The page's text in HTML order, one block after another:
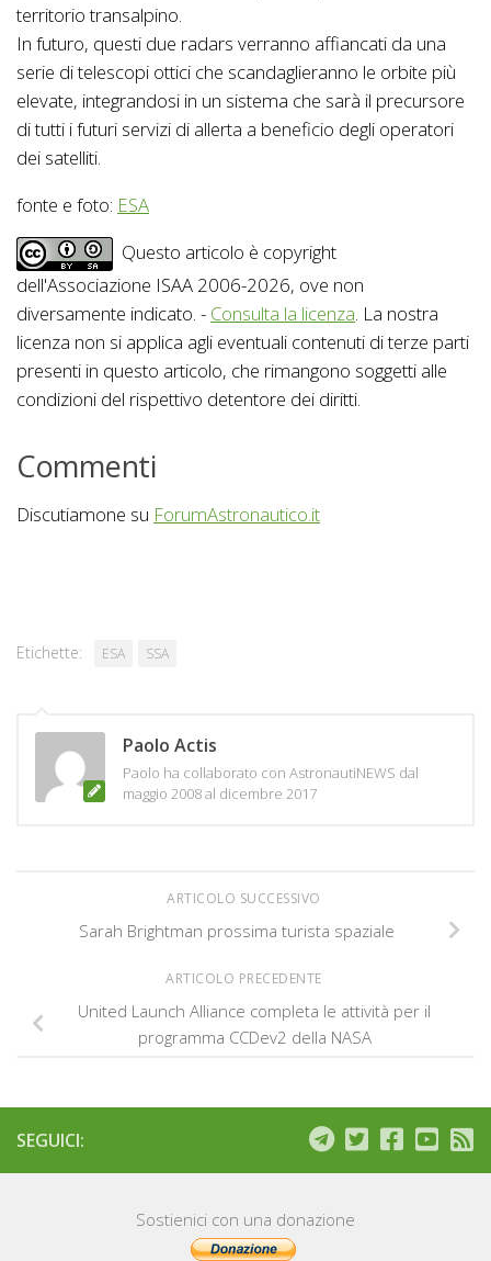
territorio transalpino.
In futuro, questi due radars verranno affiancati da una
serie di telescopi ottici che scandaglieranno le orbite più
elevate, integrandosi in un sistema che sarà il precursore
di tutti i futuri servizi di allerta a beneficio degli operatori
dei satelliti.
fonte e foto: ESA
Questo articolo è copyright
dell'Associazione ISAA 2006-2026, ove non
diversamente indicato. - Consulta la licenza. La nostra
licenza non si applica agli eventuali contenuti di terze parti
presenti in questo articolo, che rimangono soggetti alle
condizioni del rispettivo detentore dei diritti.
Commenti
Discutiamone su ForumAstronautico.it
Etichette: ESA SSA
Paolo Actis
Paolo ha collaborato con AstronautiNEWS dal
maggio 2008 al dicembre 2017
ARTICOLO SUCCESSIVO
Sarah Brightman prossima turista spaziale
ARTICOLO PRECEDENTE
United Launch Alliance completa le attività per il
programma CCDev2 della NASA
SEGUICI:
Sostienici con una donazione